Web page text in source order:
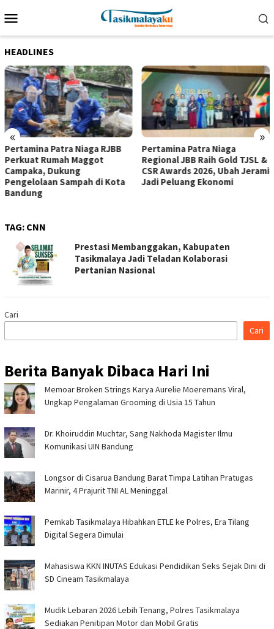
ke
Mobile
HEADLINES
« »
Pertamina Patra Niaga RJBB
Perkuat Rumah Maggot
Campaka, Dukung
Pengelolaan Sampah di Kota
Bandung
Pertamina Patra Niaga
Regional JBB Raih Gold TJSL &
CSR Awards 2026, Ubah Jerami
Jadi Peluang Ekonomi
TAG: CNN
Prestasi Membanggakan, Kabupaten
Tasikmalaya Jadi Teladan Kolaborasi
Pertanian Nasional
Cari
Cari
Berita Banyak Dibaca Hari Ini
Memoar Broken Strings Karya Aurelie Moeremans Viral,
Ungkap Pengalaman Grooming di Usia 15 Tahun
Dr. Khoiruddin Muchtar, Sang Nakhoda Magister Ilmu
Komunikasi UIN Bandung
Longsor di Cisarua Bandung Barat Timpa Latihan Pra­tugas
Marinir, 4 Prajurit TNI AL Meninggal
Pemkab Tasikmalaya Hibahkan ETLE ke Polres, Era Tilang
Digital Segera Dimulai
Mahasiswa KKN INUTAS Edukasi Pendidikan Seks Sejak Dini di
SD Cineam Tasikmalaya
Mudik Lebaran 2026 Lebih Tenang, Polres Tasikmalaya
Sediakan Penitipan Motor dan Mobil Gratis